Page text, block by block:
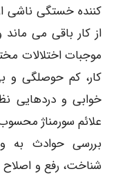
کننده خستگی ناشی
از کار باقی می
موجبات اختلالات
کار، کم حوصلگی و
خوابی و دردهایی
علائم سورمناژ
بررسی حوادث به
شناخت، رفع و